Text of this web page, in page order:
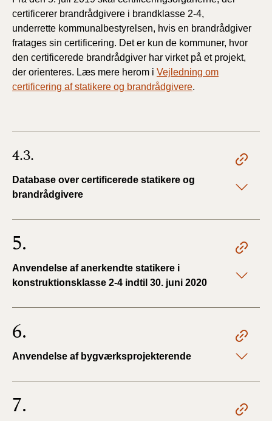
certificerer brandrådgivere i brandklasse 2-4,
underrette kommunalbestyrelsen, hvis en brandrådgiver
fratages sin certificering. Det er kun de kommuner, hvor
den certificerede brandrådgiver har virket på et projekt,
der orienteres. Læs mere herom i Vejledning om
certificering af statikere og brandrådgivere.
4.3.
Database over certificerede statikere og
brandrådgivere
5.
Anvendelse af anerkendte statikere i
konstruktionsklasse 2-4 indtil 30. juni 2020
6.
Anvendelse af bygværksprojekterende
7.